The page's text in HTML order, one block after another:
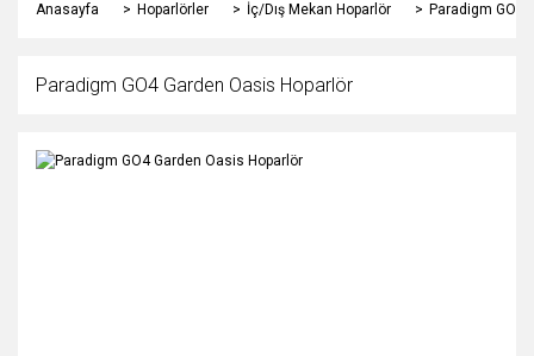
Anasayfa Hoparlörler İç/Dış Mekan Hoparlör Paradigm GO4
Paradigm GO4 Garden Oasis Hoparlör